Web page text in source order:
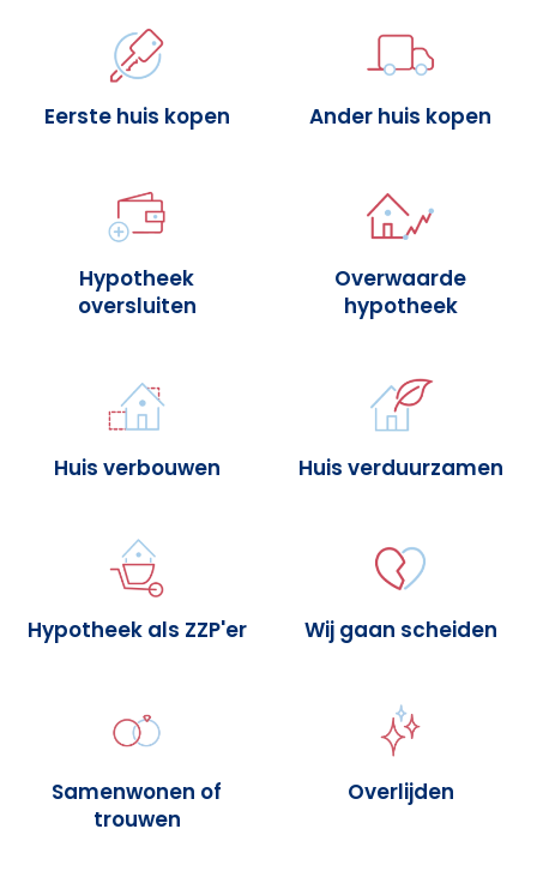
Eerste huis kopen Ander huis kopen
Hypotheek
oversluiten
Overwaarde
hypotheek
Huis verbouwen Huis verduurzamen
Hypotheek als ZZP'er Wij gaan scheiden
Samenwonen of
trouwen
Overlijden